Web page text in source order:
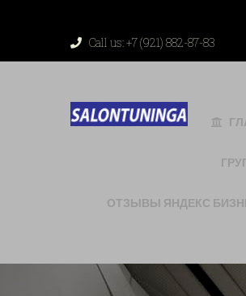
Call us:+7 (921) 882-87-83
ОТЗЫВЫ ЯНДЕКС